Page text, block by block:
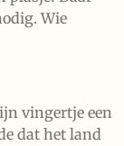
Wie
vingertje een
dat het land